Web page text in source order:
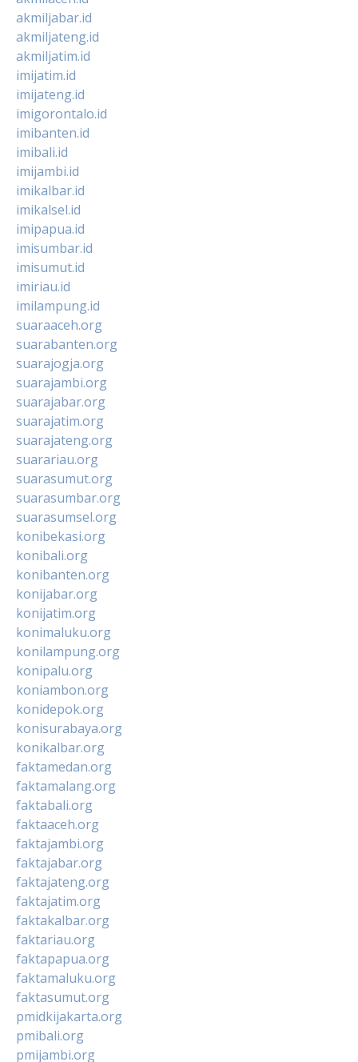
akmiljabar.id
akmiljateng.id
akmiljatim.id
imijatim.id
imijateng.id
imigorontalo.id
imibanten.id
imibali.id
imijambi.id
imikalbar.id
imikalsel.id
imipapua.id
imisumbar.id
imisumut.id
imiriau.id
imilampung.id
suaraaceh.org
suarabanten.org
suarajogja.org
suarajambi.org
suarajabar.org
suarajatim.org
suarajateng.org
suarariau.org
suarasumut.org
suarasumbar.org
suarasumsel.org
konibekasi.org
konibali.org
konibanten.org
konijabar.org
konijatim.org
konimaluku.org
konilampung.org
konipalu.org
koniambon.org
konidepok.org
konisurabaya.org
konikalbar.org
faktamedan.org
faktamalang.org
faktabali.org
faktaaceh.org
faktajambi.org
faktajabar.org
faktajateng.org
faktajatim.org
faktakalbar.org
faktariau.org
faktapapua.org
faktamaluku.org
faktasumut.org
pmidkijakarta.org
pmibali.org
pmijambi.org